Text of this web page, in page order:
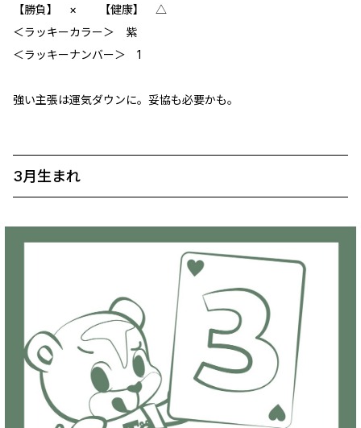
【勝負】 × 【健康】 △
＜ラッキーカラー＞ 紫
＜ラッキーナンバー＞ 1
強い主張は運気ダウンに。妥協も必要かも。
3月生まれ